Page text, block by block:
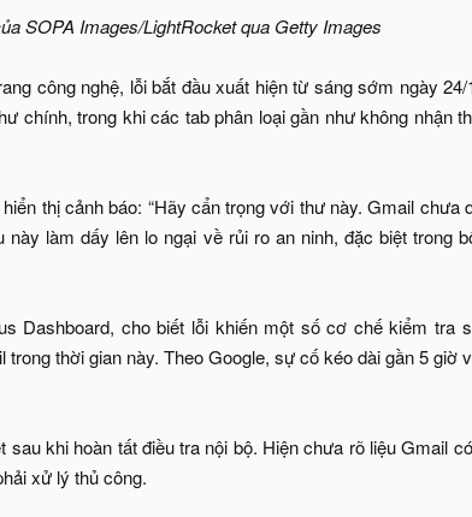
SOPA Images/LightRocket qua Getty Images
công nghệ, lỗi bắt đầu xuất hiện từ sáng sớm ngày
chính, trong khi các tab phân loại gần như không nhận
thị cảnh báo: “Hãy cẩn trọng với thư này. Gmail chưa
làm dấy lên lo ngại về rủi ro an ninh, đặc biệt trong
Dashboard, cho biết lỗi khiến một số cơ chế kiểm tra
thời gian này. Theo Google, sự cố kéo dài gần 5 giờ
khi hoàn tất điều tra nội bộ. Hiện chưa rõ liệu Gmail
xử lý thủ công.